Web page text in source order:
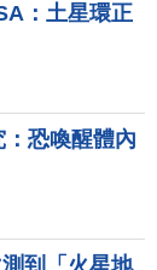
：土星環正
恐喚醒體內